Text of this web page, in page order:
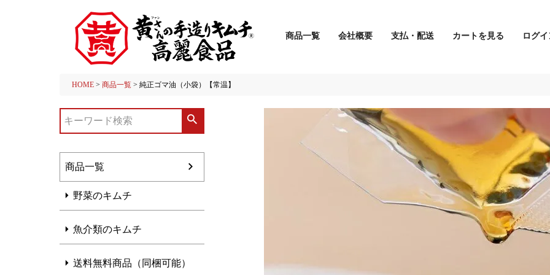
商品一覧 会社概要 支払・配送 カートを見る ログ
検索
HOME 商品一覧 純正ゴマ油（小袋）【常温】
商品一覧
野菜のキムチ
魚介類のキムチ
送料無料商品（同梱可能）